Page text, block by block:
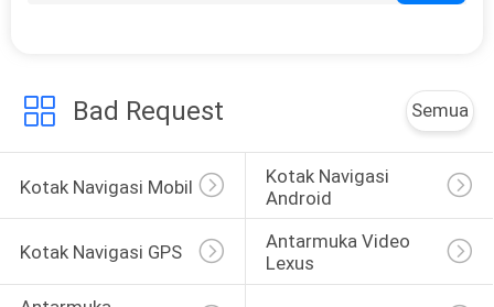
Bad Request Semua
Kotak Navigasi Mobil
Kotak Navigasi
Android
Kotak Navigasi GPS
Antarmuka Video
Lexus